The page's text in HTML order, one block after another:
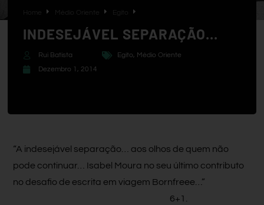
Médio Oriente
INDESEJÁVEL SEPARAÇÃO…
Rui Batista Egito, Médio Oriente
Dezembro 1, 2014
“A indesejável separação… aos olhos de quem não
pode continuar… Isabel Moura no seu último contributo
no desafio de escrita em viagem Bornfreee…”
6+1.